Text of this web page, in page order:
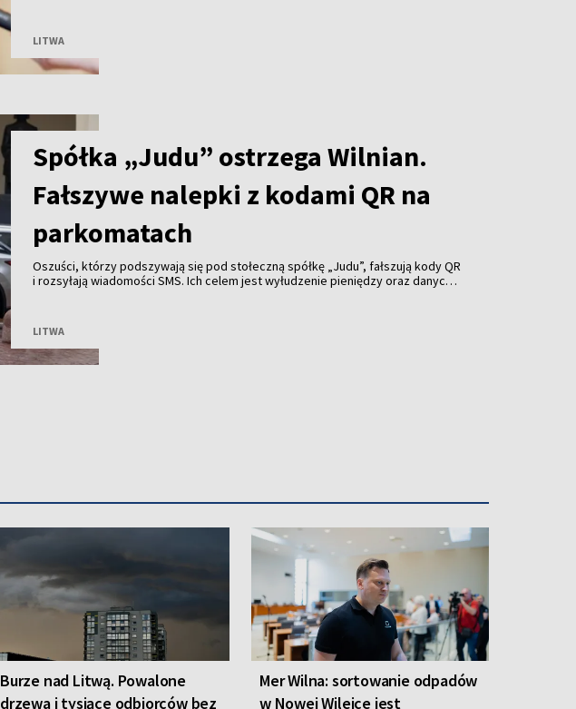
Mindaugas Sinkevičius zaapelował o zachowanie spokoju. Jak podkreślił,
poziom zagrożenia nie uległ istotnej zmianie, choć ryzyko różnego rodzaju
prowokacji pozostaje realne.
LITWA
Spółka „Judu” ostrzega Wilnian.
Fałszywe nalepki z kodami QR na
parkomatach
Oszuści, którzy podszywają się pod stołeczną spółkę „Judu”, fałszują kody QR
i rozsyłają wiadomości SMS. Ich celem jest wyłudzenie pieniędzy oraz danych
LITWA
Burze nad Litwą. Powalone
drzewa i tysiące odbiorców bez
Mer Wilna: sortowanie odpadów
w Nowej Wilejce jest